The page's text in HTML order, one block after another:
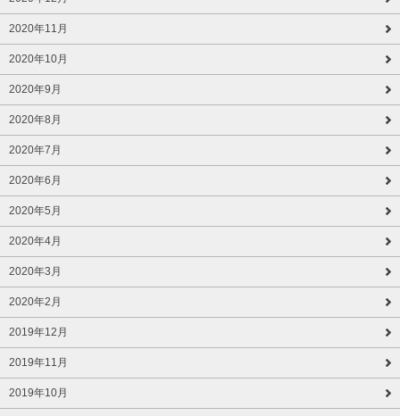
2020年11月
2020年10月
2020年9月
2020年8月
2020年7月
2020年6月
2020年5月
2020年4月
2020年3月
2020年2月
2019年12月
2019年11月
2019年10月